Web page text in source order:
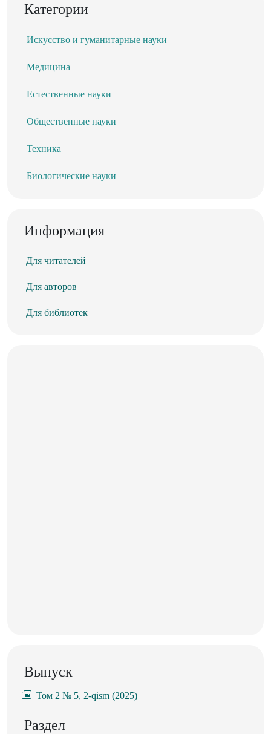
Категории
Искусство и гуманитарные науки
Медицина
Естественные науки
Общественные науки
Техника
Биологические науки
Информация
Для читателей
Для авторов
Для библиотек
Выпуск
Том 2 № 5, 2-qism (2025)
Раздел